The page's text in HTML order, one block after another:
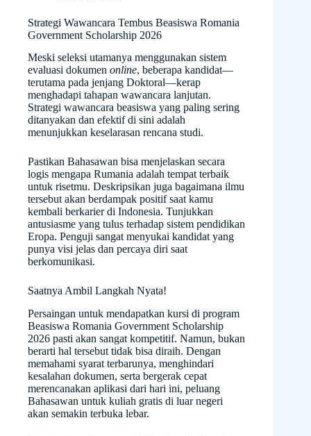
Strategi Wawancara Tembus Beasiswa Romania
Government Scholarship 2026
Meski seleksi utamanya menggunakan sistem
evaluasi dokumen online, beberapa kandidat—
terutama pada jenjang Doktoral—kerap
menghadapi tahapan wawancara lanjutan.
Strategi wawancara beasiswa yang paling sering
ditanyakan dan efektif di sini adalah
menunjukkan keselarasan rencana studi.
Pastikan Bahasawan bisa menjelaskan secara
logis mengapa Rumania adalah tempat terbaik
untuk risetmu. Deskripsikan juga bagaimana ilmu
tersebut akan berdampak positif saat kamu
kembali berkarier di Indonesia. Tunjukkan
antusiasme yang tulus terhadap sistem pendidikan
Eropa. Penguji sangat menyukai kandidat yang
punya visi jelas dan percaya diri saat
berkomunikasi.
Saatnya Ambil Langkah Nyata!
Persaingan untuk mendapatkan kursi di program
Beasiswa Romania Government Scholarship
2026 pasti akan sangat kompetitif. Namun, bukan
berarti hal tersebut tidak bisa diraih. Dengan
memahami syarat terbarunya, menghindari
kesalahan dokumen, serta bergerak cepat
merencanakan aplikasi dari hari ini, peluang
Bahasawan untuk kuliah gratis di luar negeri
akan semakin terbuka lebar.